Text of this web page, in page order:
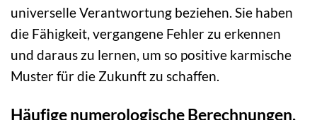
universelle Verantwortung beziehen. Sie haben
die Fähigkeit, vergangene Fehler zu erkennen
und daraus zu lernen, um so positive karmische
Muster für die Zukunft zu schaffen.
Häufige numerologische Berechnungen,